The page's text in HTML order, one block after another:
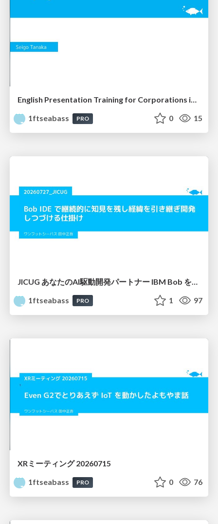
English Presentation Training for Corporations in Mokuhari
1ftseabass
PRO 0 15
1ftseabass
PRO 1 97
XRミーティング 20260715
1ftseabass
PRO 0 76